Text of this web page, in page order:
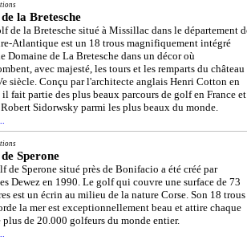
la Bretesche
de la Bretesche situé à Missillac dans le département
Atlantique est un 18 trous magnifiquement intégré
Domaine de La Bretesche dans un décor où
avec majesté, les tours et les remparts du château
siècle. Conçu par l'architecte anglais Henri Cotton en
il fait partie des plus beaux parcours de golf en France et
Sidorwsky parmi les plus beaux du monde.
Sperone
de Sperone situé près de Bonifacio a été créé par
Dewez en 1990. Le golf qui couvre une surface de 73
est un écrin au milieu de la nature Corse. Son 18 trous
la mer est exceptionnellement beau et attire chaque
plus de 20.000 golfeurs du monde entier.